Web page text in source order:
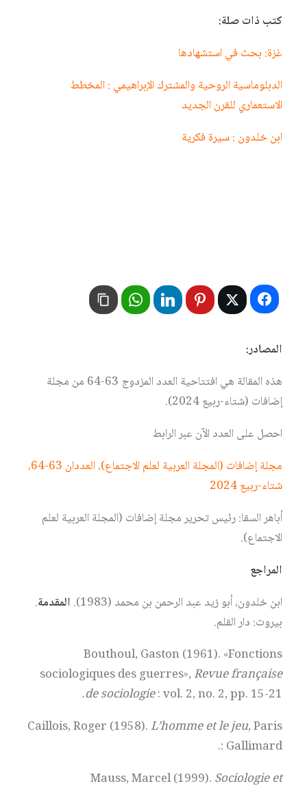
كتب ذات صلة:
غزة: بحث في استشهادها
الدبلوماسية الروحية والمشترك الإبراهيمي : المخطط
الاستعماري للقرن الجديد
ابن خلدون : سيرة فكرية
المصادر:
هذه المقالة هي افتتاحية العدد المزدوج 63-64 من مجلة
إضافات (شتاء-ربيع 2024).
احصل على العدد الآن عبر الرابط
مجلة إضافات (المجلة العربية لعلم الاجتماع)، العددان 63-64،
شتاء-ربيع 2024
أباهر السقا: رئيس تحرير مجلة إضافات (المجلة العربية لعلم
الاجتماع).
المراجع
ابن خلدون، أبو زيد عبد الرحمن بن محمد (1983).
المقدمة.
بيروت: دار القلم.
Bouthoul, Gaston (1961). «Fonctions
sociologiques des guerres»,Revue française
de sociologie: vol. 2, no. 2,‎ pp. 15-21.
Caillois, Roger (1958).L’homme et le jeu, Paris
: Gallimard.
Mauss, Marcel (1999). Sociologie et